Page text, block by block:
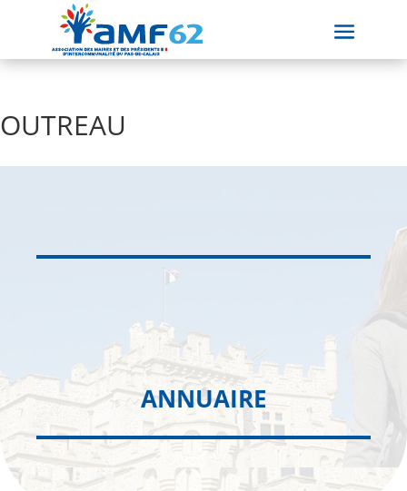
OUTREAU
ANNUAIRE